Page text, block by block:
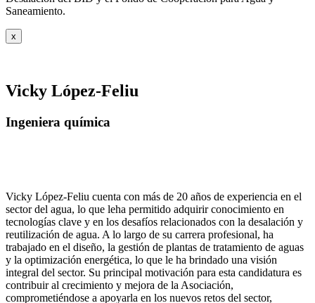
Saneamiento.
x
Vicky López-Feliu
Ingeniera química
Vicky López-Feliu cuenta con más de 20 años de experiencia en el
sector del agua, lo que leha permitido adquirir conocimiento en
tecnologías clave y en los desafíos relacionados con la desalación y
reutilización de agua. A lo largo de su carrera profesional, ha
trabajado en el diseño, la gestión de plantas de tratamiento de aguas
y la optimización energética, lo que le ha brindado una visión
integral del sector. Su principal motivación para esta candidatura es
contribuir al crecimiento y mejora de la Asociación,
comprometiéndose a apoyarla en los nuevos retos del sector,